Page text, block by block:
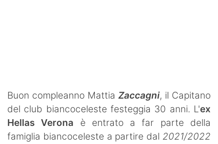
Buon compleanno Mattia Zaccagni, il Capitano
del club biancoceleste festeggia 30 anni. L'ex
Hellas Verona è entrato a far parte della
famiglia biancoceleste a partire dal 2021/2022